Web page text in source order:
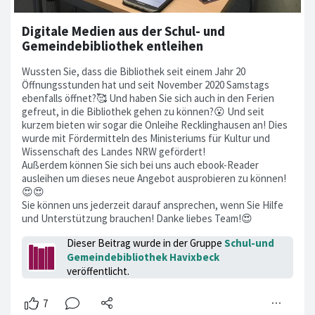
Digitale Medien aus der Schul- und
Gemeindebibliothek entleihen
Wussten Sie, dass die Bibliothek seit einem Jahr 20
Öffnungsstunden hat und seit November 2020 Samstags
ebenfalls öffnet?🥰 Und haben Sie sich auch in den Ferien
gefreut, in die Bibliothek gehen zu können?😮 Und seit
kurzem bieten wir sogar die Onleihe Recklinghausen an! Dies
wurde mit Fördermitteln des Ministeriums für Kultur und
Wissenschaft des Landes NRW gefördert!
Außerdem können Sie sich bei uns auch ebook-Reader
ausleihen um dieses neue Angebot ausprobieren zu können!
😍😍
Sie können uns jederzeit darauf ansprechen, wenn Sie Hilfe
und Unterstützung brauchen! Danke liebes Team!😍
Dieser Beitrag wurde in der Gruppe Schul-und
Gemeindebibliothek Havixbeck
veröffentlicht.